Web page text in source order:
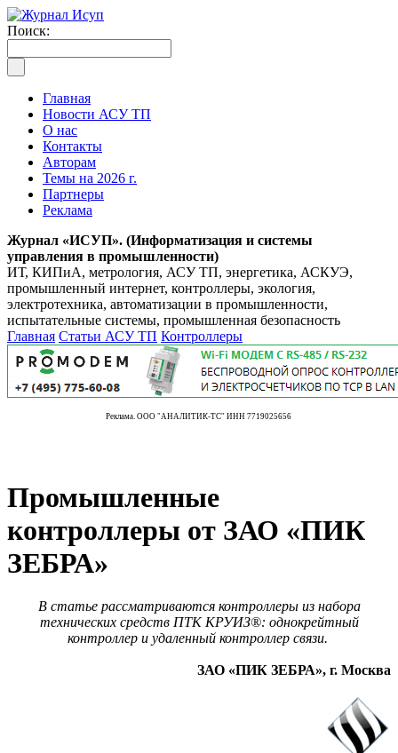
Поиск:
Главная
Новости АСУ ТП
О нас
Контакты
Авторам
Темы на 2026 г.
Партнеры
Реклама
Журнал «ИСУП». (Информатизация и системы
управления в промышленности)
ИТ, КИПиА, метрология, АСУ ТП, энергетика, АСКУЭ,
промышленный интернет, контроллеры, экология,
электротехника, автоматизации в промышленности,
испытательные системы, промышленная безопасность
Главная Статьи АСУ ТП Контроллеры
Реклама. ООО "АНАЛИТИК-ТС" ИНН 7719025656
Промышленные
контроллеры от ЗАО «ПИК
ЗЕБРА»
В статье рассматриваются контроллеры из набора
технических средств ПТК КРУИЗ®: однокрейтный
контроллер и удаленный контроллер связи.
ЗАО «ПИК ЗЕБРА», г. Москва